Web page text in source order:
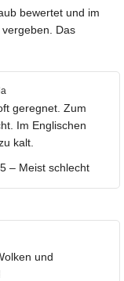
bewertet und im
Das
geregnet. Zum
Im Englischen
kalt.
– Meist schlecht
und